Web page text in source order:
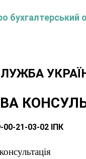
бухгалтерський
00-21-03-02 ІПК